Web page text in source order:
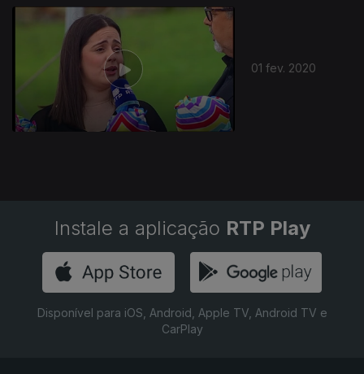
01 fev. 2020
Instale a aplicação RTP Play
Disponível para iOS, Android, Apple TV, Android TV e
CarPlay